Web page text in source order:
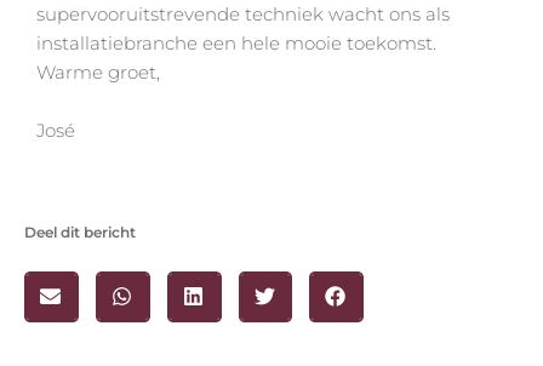
supervooruitstrevende techniek wacht ons als
installatiebranche een hele mooie toekomst.
Warme groet,
José
Deel dit bericht